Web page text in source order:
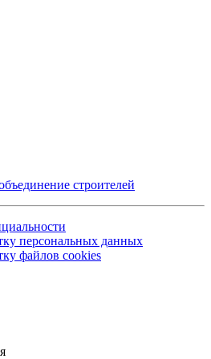
строителей
персональных данных
файлов cookies